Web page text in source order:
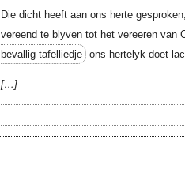
Die dicht heeft aan ons herte
vereend te blyven tot het vereeren van
bevallig tafelliedje ons hertelyk doet
…